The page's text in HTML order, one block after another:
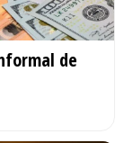
de